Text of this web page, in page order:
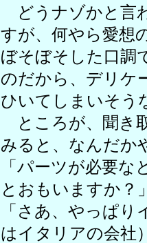
どうナゾかと言
すが、何やら愛想
ぼそぼそした口調
のだから、デリケ
ひいてしまいそう
ところが、聞き
みると、なんだか
「パーツが必要
とおもいますか？
「さあ、やっぱ
はイタリアの会社